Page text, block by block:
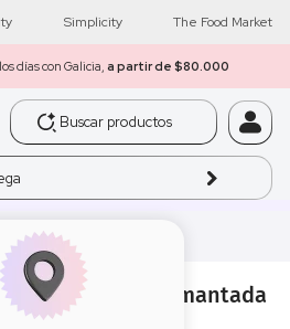
Simplicity The Food Market
días con Galicia, a partir de $80.000
9 Grande Diamantada